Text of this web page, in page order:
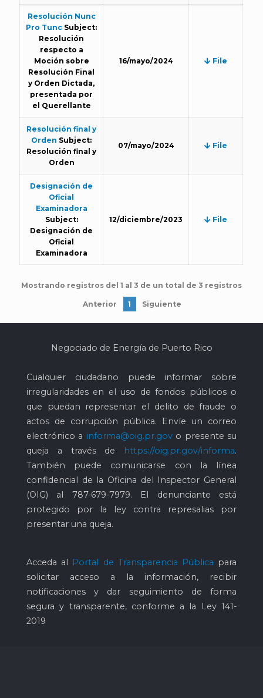
Resolución Nunc
Pro Tunc Subject:
Resolución
respecto a
Moción sobre
Resolución Final
y Orden Dictada,
presentada por
el Querellante
16/mayo/2024 File
Resolución final y
Orden Subject:
Resolución final y
Orden
07/mayo/2024 File
Designación de
Oficial
Examinadora
Subject:
Designación de
Oficial
Examinadora
12/diciembre/2023 File
Mostrando registros del 1 al 3 de un total de 3 registros
Anterior 1 Siguiente
Negociado de Energía de Puerto Rico
Cualquier ciudadano puede informar sobre
irregularidades en el uso de fondos públicos o
que puedan representar el delito de fraude o
actos de corrupción pública. Envíe un correo
electrónico a informa@oig.pr.govo presente su
queja a través de
https://oig.pr.gov/informa.
También puede comunicarse con la línea
confidencial de la Oficina del Inspector General
(OIG) al 787-679-7979. El denunciante está
protegido por la ley contra represalias por
presentar una queja.
Acceda al Portal de Transparencia Pública para
solicitar acceso a la información, recibir
notificaciones y dar seguimiento de forma
segura y transparente, conforme a la Ley 141-
2019